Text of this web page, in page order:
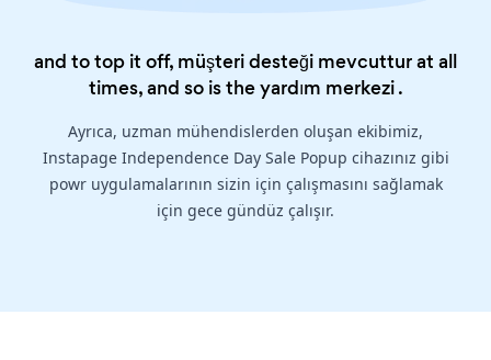
and to top it off, müşteri desteği mevcuttur at all
times, and so is theyardım merkezi.
Ayrıca, uzman mühendislerden oluşan ekibimiz,
Instapage Independence Day Sale Popup cihazınız gibi
powr uygulamalarının sizin için çalışmasını sağlamak
için gece gündüz çalışır.